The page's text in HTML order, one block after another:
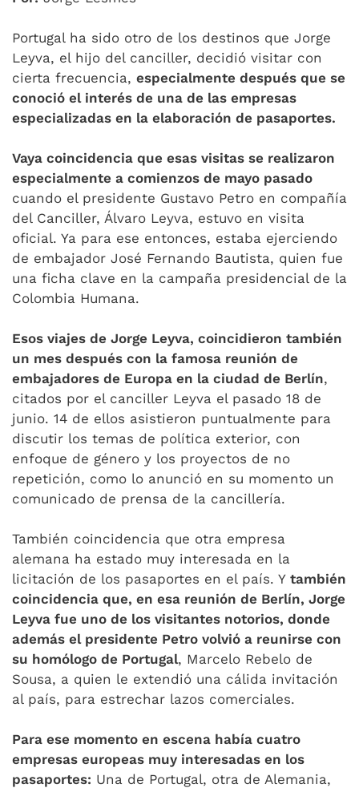
Portugal ha sido otro de los destinos que Jorge
Leyva, el hijo del canciller, decidió visitar con
cierta frecuencia, especialmente después que se
conoció el interés de una de las empresas
especializadas en la elaboración de pasaportes.
Vaya coincidencia que esas visitas se realizaron
especialmente a comienzos de mayo pasado
cuando el presidente Gustavo Petro en compañía
del Canciller, Álvaro Leyva, estuvo en visita
oficial. Ya para ese entonces, estaba ejerciendo
de embajador José Fernando Bautista, quien fue
una ficha clave en la campaña presidencial de la
Colombia Humana.
Esos viajes de Jorge Leyva, coincidieron también
un mes después con la famosa reunión de
embajadores de Europa en la ciudad de Berlín,
citados por el canciller Leyva el pasado 18 de
junio. 14 de ellos asistieron puntualmente para
discutir los temas de política exterior, con
enfoque de género y los proyectos de no
repetición, como lo anunció en su momento un
comunicado de prensa de la cancillería.
También coincidencia que otra empresa
alemana ha estado muy interesada en la
licitación de los pasaportes en el país. Y también
coincidencia que, en esa reunión de Berlín, Jorge
Leyva fue uno de los visitantes notorios, donde
además el presidente Petro volvió a reunirse con
su homólogo de Portugal, Marcelo Rebelo de
Sousa, a quien le extendió una cálida invitación
al país, para estrechar lazos comerciales.
Para ese momento en escena había cuatro
empresas europeas muy interesadas en los
pasaportes: Una de Portugal, otra de Alemania,